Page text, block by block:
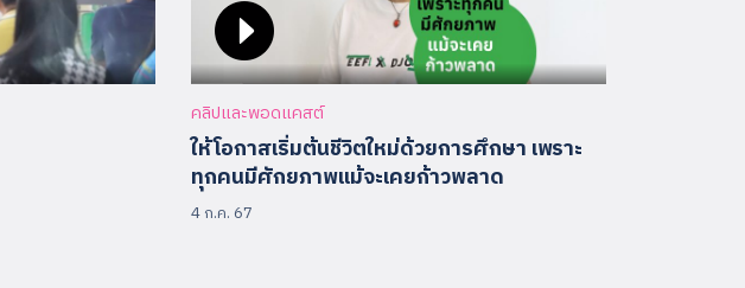
คลิปและพอดแคสต์
ให้โอกาสเริ่มต้นชีวิตใหม่ด้วยการศึกษา เพราะ
ทุกคนมีศักยภาพแม้จะเคยก้าวพลาด
4 ก.ค. 67